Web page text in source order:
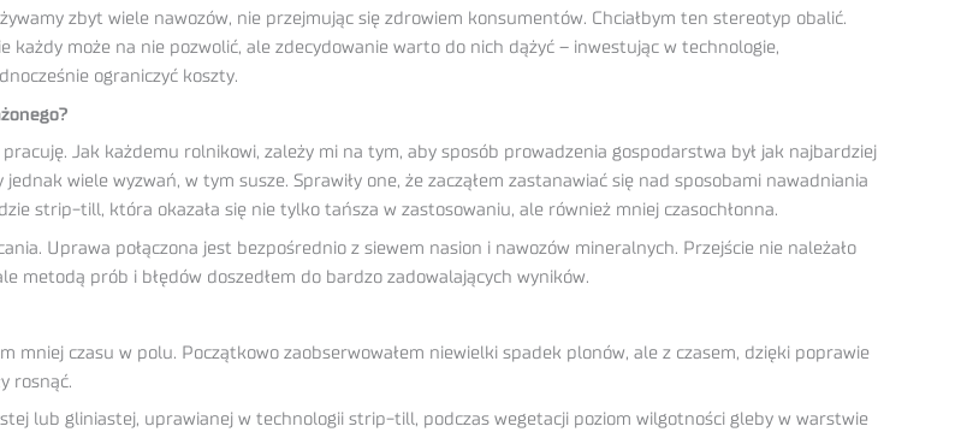
zbyt wiele nawozów, nie przejmując się zdrowiem konsumentów. Chciałbym ten stereotyp obalić.
każdy może na nie pozwolić, ale zdecydowanie warto do nich dążyć – inwestując w technologie,
ograniczyć koszty.
Jak każdemu rolnikowi, zależy mi na tym, aby sposób prowadzenia gospodarstwa był jak najbardziej
wiele wyzwań, w tym susze. Sprawiły one, że zacząłem zastanawiać się nad sposobami nawadniania
strip-till, która okazała się nie tylko tańsza w zastosowaniu, ale również mniej czasochłonna.
Uprawa połączona jest bezpośrednio z siewem nasion i nawozów mineralnych. Przejście nie należało
metodą prób i błędów doszedłem do bardzo zadowalających wyników.
mniej czasu w polu. Początkowo zaobserwowałem niewielki spadek plonów, ale z czasem, dzięki poprawie
rosnąć.
lub gliniastej, uprawianej w technologii strip-till, podczas wegetacji poziom wilgotności gleby w warstwie